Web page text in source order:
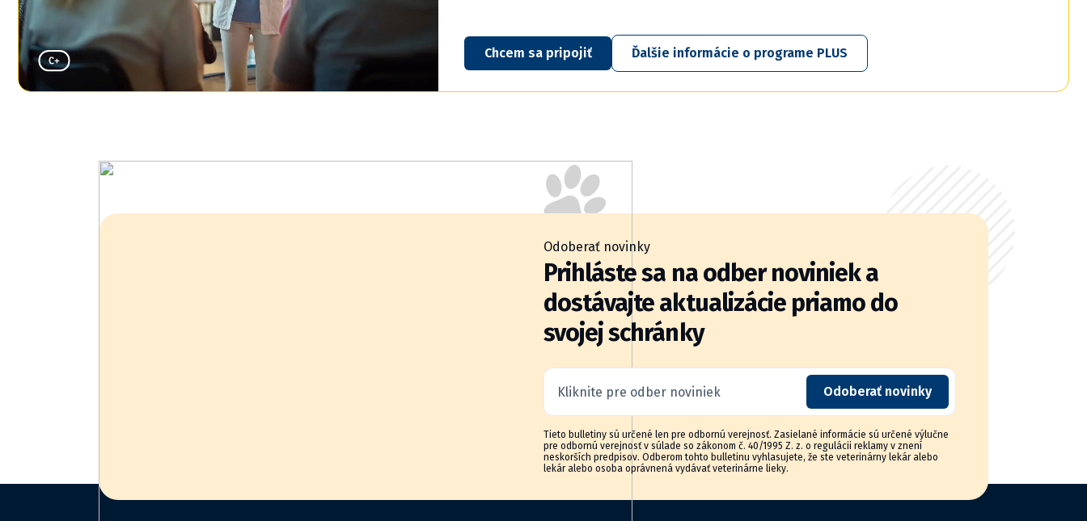
Chcem sa pripojiť Ďalšie informácie o programe PLUS
Odoberať novinky
Prihláste sa na odber noviniek a
dostávajte aktualizácie priamo do
svojej schránky
Kliknite pre odber noviniek Odoberať novinky
Tieto bulletiny sú určené len pre odbornú verejnosť. Zasielané informácie sú určené výlučne
pre odbornú verejnosť v súlade so zákonom č. 40/1995 Z. z. o regulácii reklamy v znení
neskorších predpisov. Odberom tohto bulletinu vyhlasujete, že ste veterinárny lekár alebo
lekár alebo osoba oprávnená vydávať veterinárne lieky.